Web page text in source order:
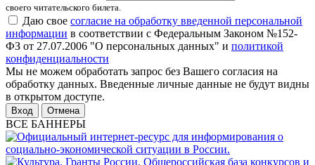
своего читательского билета.
Даю свое согласие на обработку введенной персональной
информации в соответствии с Федеральным Законом №152-
ФЗ от 27.07.2006 "О персональных данных" и политикой
конфиденциальности
Мы не можем обработать запрос без Вашего согласия на
обработку данных. Введенные личные данные не будут видны
в открытом доступе.
Отмена
ВСЕ БАННЕРЫ